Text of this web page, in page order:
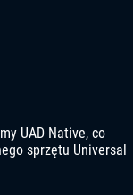
UAD Native, co
sprzętu Universal